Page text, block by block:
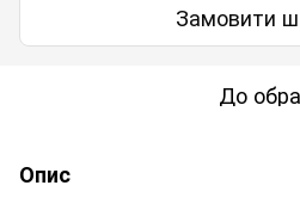
Замовити
До
Опис